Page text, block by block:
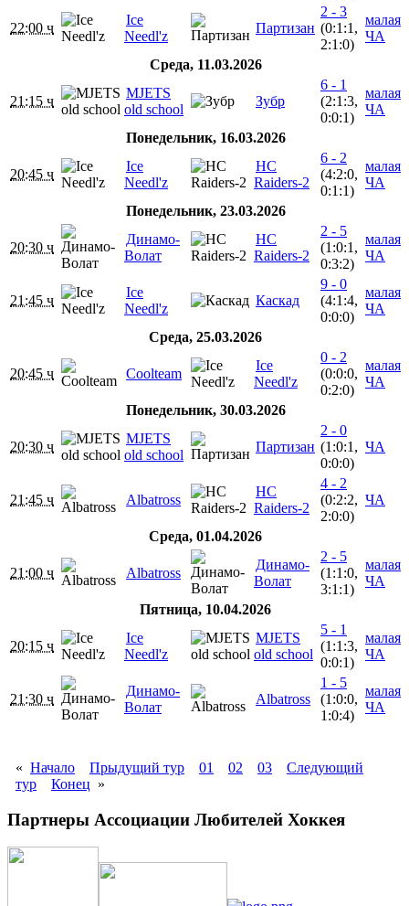
22:00 ч
Ice
Needl'z
Партизан
2 - 3
(0:1:1,
2:1:0)
малая
ЧА
Среда, 11.03.2026
21:15 ч
MJETS
old school
Зубр
6 - 1
(2:1:3,
0:0:1)
малая
ЧА
Понедельник, 16.03.2026
20:45 ч
Ice
Needl'z
HC
Raiders-2
6 - 2
(4:2:0,
0:1:1)
малая
ЧА
Понедельник, 23.03.2026
20:30 ч
Динамо-
Волат
HC
Raiders-2
2 - 5
(1:0:1,
0:3:2)
малая
ЧА
21:45 ч
Ice
Needl'z
Каскад
9 - 0
(4:1:4,
0:0:0)
малая
ЧА
Среда, 25.03.2026
20:45 ч Coolteam
Ice
Needl'z
0 - 2
(0:0:0,
0:2:0)
малая
ЧА
Понедельник, 30.03.2026
20:30 ч
MJETS
old school
Партизан
2 - 0
(1:0:1,
0:0:0)
ЧА
21:45 ч Albatross
HC
Raiders-2
4 - 2
(0:2:2,
2:0:0)
ЧА
Среда, 01.04.2026
21:00 ч Albatross
Динамо-
Волат
2 - 5
(1:1:0,
3:1:1)
малая
ЧА
Пятница, 10.04.2026
20:15 ч
Ice
Needl'z
MJETS
old school
5 - 1
(1:1:3,
0:0:1)
малая
ЧА
21:30 ч
Динамо-
Волат
Albatross
1 - 5
(1:0:0,
1:0:4)
малая
ЧА
« Начало Прыдущий тур 01 02 03
Следующий
тур
Конец »
Партнеры Ассоциации Любителей Хоккея